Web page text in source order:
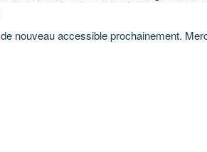
nouveau accessible prochainement.